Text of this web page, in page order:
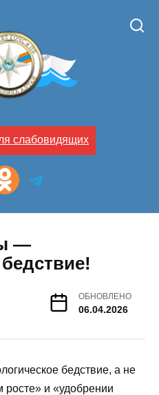
слабовидящих
—
ОБНОВЛЕНО
06.04.2026
бедствие, а не
и «удобрении